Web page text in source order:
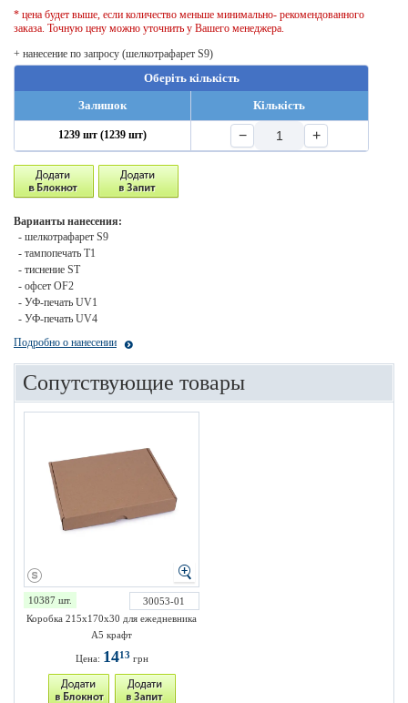
* цена будет выше, если количество меньше минимально- рекомендованного
заказа. Точную цену можно уточнить у Вашего менеджера.
+ нанесение по запросу (шелкотрафарет S9)
Оберіть кількість
Залишок
Кількість
1239 шт (1239 шт) − +
Варианты нанесения:
- шелкотрафарет S9
- тампопечать T1
- тиснение ST
- офсет OF2
- УФ-печать UV1
- УФ-печать UV4
Подробно о нанесении
Сопутствующие товары
10387 шт.
30053-01
Коробка 215х170х30 для ежедневника
А5 крафт
Цена: 1413 грн